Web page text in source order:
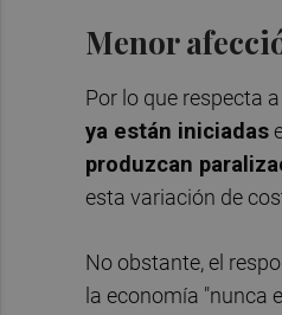
Menor
Por lo que respecta
ya están iniciadas
produzcan
esta variación de
No obstante, el
la economía "nunca